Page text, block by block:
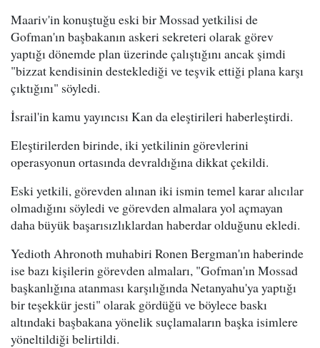
Maariv'in konuştuğu eski bir Mossad yetkilisi de
Gofman'ın başbakanın askeri sekreteri olarak görev
yaptığı dönemde plan üzerinde çalıştığını ancak şimdi
"bizzat kendisinin desteklediği ve teşvik ettiği plana karşı
çıktığını" söyledi.
İsrail'in kamu yayıncısı Kan da eleştirileri haberleştirdi.
Eleştirilerden birinde, iki yetkilinin görevlerini
operasyonun ortasında devraldığına dikkat çekildi.
Eski yetkili, görevden alınan iki ismin temel karar alıcılar
olmadığını söyledi ve görevden almalara yol açmayan
daha büyük başarısızlıklardan haberdar olduğunu ekledi.
Yedioth Ahronoth muhabiri Ronen Bergman'ın haberinde
ise bazı kişilerin görevden almaları, "Gofman'ın Mossad
başkanlığına atanması karşılığında Netanyahu'ya yaptığı
bir teşekkür jesti" olarak gördüğü ve böylece baskı
altındaki başbakana yönelik suçlamaların başka isimlere
yöneltildiği belirtildi.